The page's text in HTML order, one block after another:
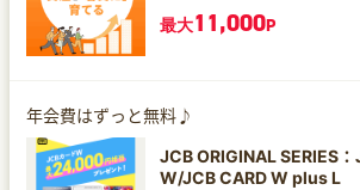
される商品価格に含ま
ら、最初からやり直し！
場合は、ニフティポイン
最大11,000P
年会費はずっと無料♪
JCB ORIGINAL SERIES
W/JCB CARD W plus L